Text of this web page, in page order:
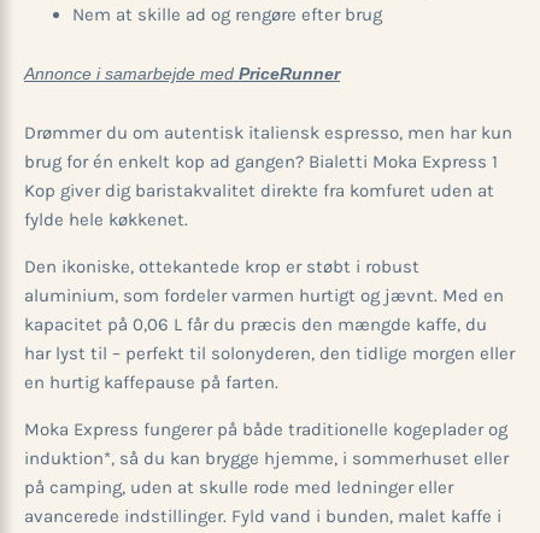
Nem at skille ad og rengøre efter brug
Annonce i samarbejde med PriceRunner
Drømmer du om autentisk italiensk espresso, men har kun
brug for én enkelt kop ad gangen? Bialetti Moka Express 1
Kop giver dig baristakvalitet direkte fra komfuret uden at
fylde hele køkkenet.
Den ikoniske, ottekantede krop er støbt i robust
aluminium, som fordeler varmen hurtigt og jævnt. Med en
kapacitet på 0,06 L får du præcis den mængde kaffe, du
har lyst til – perfekt til solonyderen, den tidlige morgen eller
en hurtig kaffepause på farten.
Moka Express fungerer på både traditionelle kogeplader og
induktion*, så du kan brygge hjemme, i sommerhuset eller
på camping, uden at skulle rode med ledninger eller
avancerede indstillinger. Fyld vand i bunden, malet kaffe i